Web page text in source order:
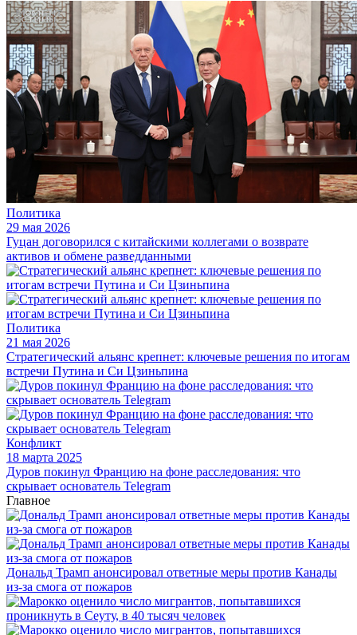
Политика
29 мая 2026
Гуцан договорился с китайскими коллегами о возврате
активов и обмене разведданными
Политика
21 мая 2026
Стратегический альянс крепнет: ключевые решения по итогам
встречи Путина и Си Цзиньпина
Конфликт
18 марта 2025
Дуров покинул Францию на фоне расследования: что
скрывает основатель Telegram
Главное
Дональд Трамп анонсировал ответные меры против Канады
из-за смога от пожаров